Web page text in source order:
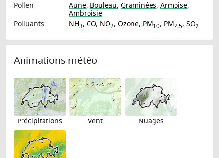
Pollen
Aune, Bouleau, Graminées, Armoise,
Ambroisie
Polluants
NH3, CO, NO2, Ozone, PM10, PM2.5, SO2
Animations météo
Précipitations Vent Nuages